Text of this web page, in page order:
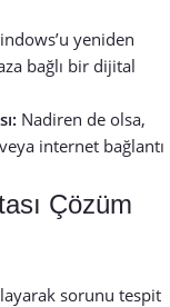
yeniden
bağlı bir dijital
Nadiren de olsa,
internet bağlantı
Çözüm
sorunu tespit